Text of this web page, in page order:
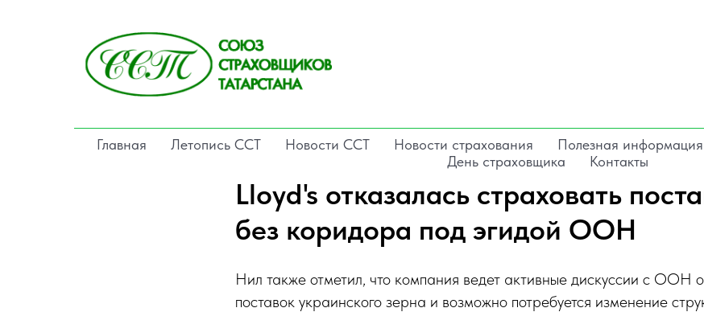
Главная Летопись ССТ Новости ССТ Новости страхования Полезная информация
День страховщика
Контакты
Lloyd's отказалась страховать
без коридора под эгидой ООН
Нил также отметил, что компания ведет активные дискуссии с ООН
поставок украинского зерна и возможно потребуется изменение